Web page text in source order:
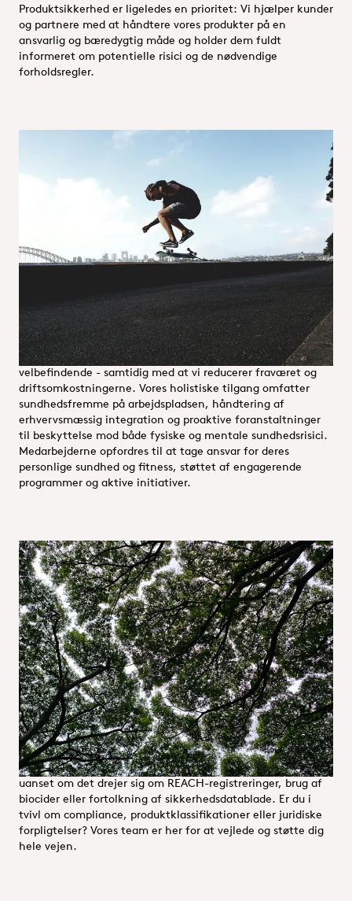
Produktsikkerhed er ligeledes en prioritet: Vi hjælper kunder
og partnere med at håndtere vores produkter på en
ansvarlig og bæredygtig måde og holder dem fuldt
informeret om potentielle risici og de nødvendige
forholdsregler.
Sundhed og sikkerhed på arbejdspladsen er kernen i vores
aktiviteter, og vi sikrer fuld overholdelse af sikkerheds-,
sundheds- og miljøstandarder på alle anlæg. Vi styrker
enkeltpersoner gennem målrettet træning og fremmer en
sundhedsfokuseret virksomhedskultur. Alle initiativer inden
for arbejdsmiljøledelse (OHM) er dokumenteret på vores
intranet, så de er let tilgængelige.
Ved at dyrke et sundhedsbevidst arbejdsmiljø øger vi
præstationerne, arbejdsglæden og det generelle
velbefindende - samtidig med at vi reducerer fraværet og
driftsomkostningerne. Vores holistiske tilgang omfatter
sundhedsfremme på arbejdspladsen, håndtering af
erhvervsmæssig integration og proaktive foranstaltninger
til beskyttelse mod både fysiske og mentale sundhedsrisici.
Medarbejderne opfordres til at tage ansvar for deres
personlige sundhed og fitness, støttet af engagerende
programmer og aktive initiativer.
Lovgivning
Vores Regulatory Affairs team sikrer overholdelse af
lovgivningen i forbindelse med godkendelser af kemikalier
og beskytter både mennesker og miljø - fordi fremtiden
formes af de handlinger, vi foretager i dag. Vi samler
kemikere, ingeniører, biologer, fysikere og økotoksikologer
og tilbyder ekspertvejledning om REACH, CLP,
sikkerhedsdatablade, biocider, farligt gods, certificeringer
og leverandørkvalifikationer.
Vi forenkler komplekse lovgivningsmæssige udfordringer -
uanset om det drejer sig om REACH-registreringer, brug af
biocider eller fortolkning af sikkerhedsdatablade. Er du i
tvivl om compliance, produktklassifikationer eller juridiske
forpligtelser? Vores team er her for at vejlede og støtte dig
hele vejen.